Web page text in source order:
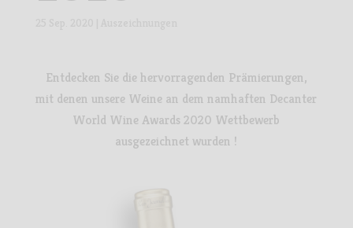
Entdecken Sie die hervorragenden Prämierungen,
mit denen unsere Weine an dem namhaften Decanter
World Wine Awards 2020 Wettbewerb
ausgezeichnet wurden !